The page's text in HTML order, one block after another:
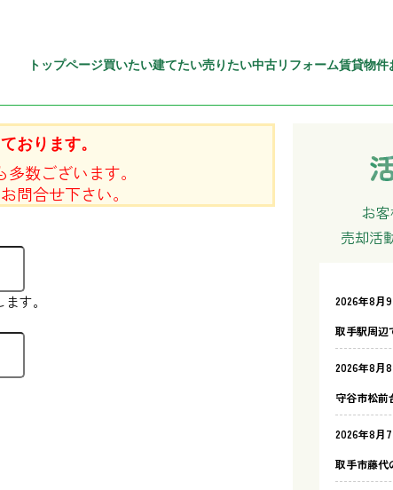
トップページ買いたい建てたい売りたい中古リフォーム賃貸物件
おります。
数ございます。
問合せ下さい。
す。
お
売却活